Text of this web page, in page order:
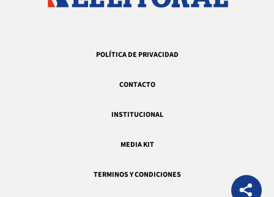
POLÍTICA DE PRIVACIDAD
CONTACTO
INSTITUCIONAL
MEDIA KIT
TERMINOS Y CONDICIONES